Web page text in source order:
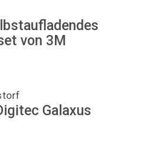
von 3M
Galaxus